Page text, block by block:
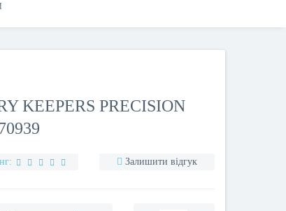
KEEPERS PRECISION
Залишити відгук